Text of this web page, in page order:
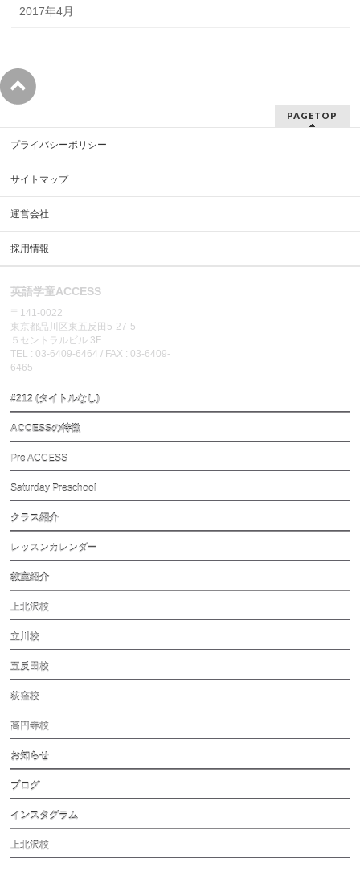
2017年4月
PAGETOP
プライバシーポリシー
サイトマップ
運営会社
採用情報
英語学童ACCESS
〒141-0022
東京都品川区東五反田5-27-5
５セントラルビル 3F
TEL : 03-6409-6464 / FAX : 03-6409-
6465
#212 (タイトルなし)
ACCESSの特徴
Pre ACCESS
Saturday Preschool
クラス紹介
レッスンカレンダー
教室紹介
上北沢校
立川校
五反田校
荻窪校
高円寺校
お知らせ
ブログ
インスタグラム
上北沢校